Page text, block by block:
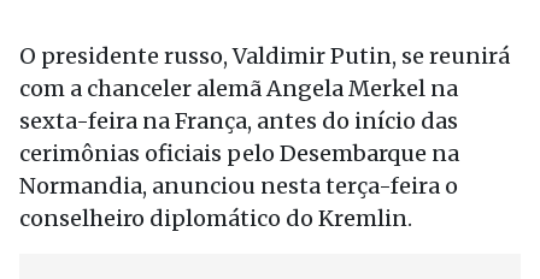
O presidente russo, Valdimir Putin, se reunirá
com a chanceler alemã Angela Merkel na
sexta-feira na França, antes do início das
cerimônias oficiais pelo Desembarque na
Normandia, anunciou nesta terça-feira o
conselheiro diplomático do Kremlin.